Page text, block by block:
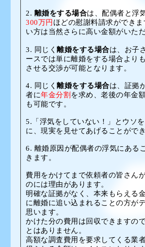
2. 離婚をする場合は、配偶者と浮
300万円ほどの慰謝料請求ができ
い方は当然さらに高い金額がいた
3. 同じく離婚をする場合は、お子
ースでは単に離婚をする場合より
させる交渉が可能となります。
4. 同じく離婚をする場合は、証拠
者に年金分割 を求め、老後の年金
も可能です。
5.「浮気をしていない！」とウソ
に、現実を見せてあげることができ
6. 離婚原因が配偶者の浮気にある
きます。
費用をかけてまで依頼者の皆さん
のには理由があります。
明確な証拠がなく、本来もらえる
に離婚に追い込まれることの方が
思います。
かけた分の費用は回収できますの
とはありません。
高額な調査費用を要求してくる業